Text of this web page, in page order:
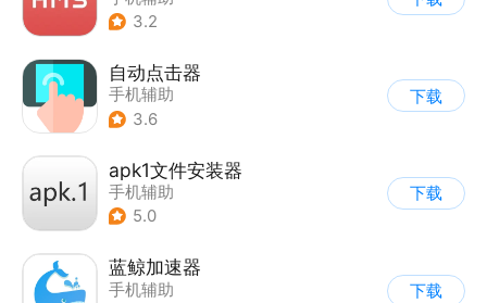
3.2
自动点击器
手机辅助
3.6
下载
apk1文件安装器
手机辅助
5.0
下载
蓝鲸加速器
手机辅助
下载